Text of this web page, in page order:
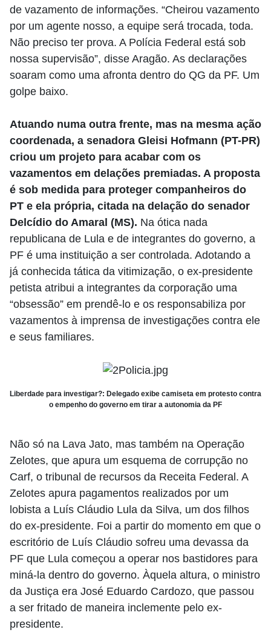
de vazamento de informações. “Cheirou vazamento
por um agente nosso, a equipe será trocada, toda.
Não preciso ter prova. A Polícia Federal está sob
nossa supervisão”, disse Aragão. As declarações
soaram como uma afronta dentro do QG da PF. Um
golpe baixo.
Atuando numa outra frente, mas na mesma ação
coordenada, a senadora Gleisi Hofmann (PT-PR)
criou um projeto para acabar com os
vazamentos em delações premiadas. A proposta
é sob medida para proteger companheiros do
PT e ela própria, citada na delação do senador
Delcídio do Amaral (MS). Na ótica nada
republicana de Lula e de integrantes do governo, a
PF é uma instituição a ser controlada. Adotando a
já conhecida tática da vitimização, o ex-presidente
petista atribui a integrantes da corporação uma
“obsessão” em prendê-lo e os responsabiliza por
vazamentos à imprensa de investigações contra ele
e seus familiares.
Liberdade para investigar?: Delegado exibe camiseta em protesto contra
o empenho do governo em tirar a autonomia da PF
Não só na Lava Jato, mas também na Operação
Zelotes, que apura um esquema de corrupção no
Carf, o tribunal de recursos da Receita Federal. A
Zelotes apura pagamentos realizados por um
lobista a Luís Cláudio Lula da Silva, um dos filhos
do ex-presidente. Foi a partir do momento em que o
escritório de Luís Cláudio sofreu uma devassa da
PF que Lula começou a operar nos bastidores para
miná-la dentro do governo. Àquela altura, o ministro
da Justiça era José Eduardo Cardozo, que passou
a ser fritado de maneira inclemente pelo ex-
presidente.